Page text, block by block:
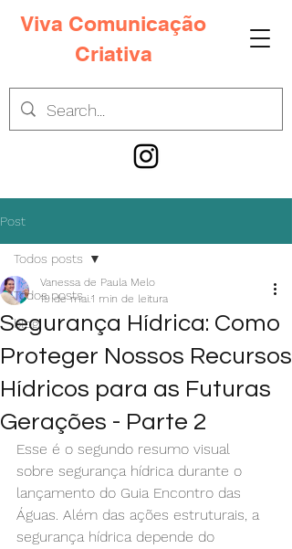
Viva Comunicação
Criativa
Post
Todos posts
blog
Todos posts
Segurança Hídrica: Como
Proteger Nossos Recursos
Hídricos para as Futuras
Gerações - Parte 2
Vanessa de Paula Melo
19 de mai.1 min de leitura
Esse é o segundo resumo visual
sobre segurança hídrica durante o
lançamento do Guia Encontro das
Águas. Além das ações estruturais, a
segurança hídrica depende do